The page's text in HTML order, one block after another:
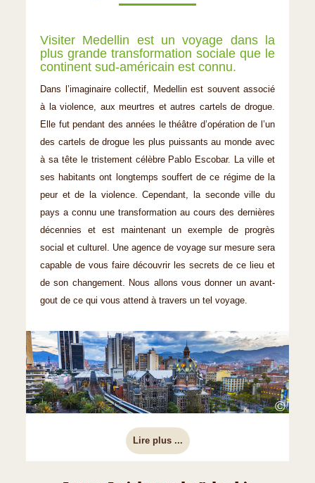
Visiter Medellin est un voyage dans la
plus grande transformation sociale que le
continent sud-américain est connu.
Dans l’imaginaire collectif, Medellin est souvent associé
à la violence, aux meurtres et autres cartels de drogue.
Elle fut pendant des années le théâtre d’opération de l’un
des cartels de drogue les plus puissants au monde avec
à sa tête le tristement célèbre Pablo Escobar. La ville et
ses habitants ont longtemps souffert de ce régime de la
peur et de la violence. Cependant, la seconde ville du
pays a connu une transformation au cours des dernières
décennies et est maintenant un exemple de progrès
social et culturel. Une agence de voyage sur mesure sera
capable de vous faire découvrir les secrets de ce lieu et
de son changement. Nous allons vous donner un avant-
gout de ce qui vous attend à travers un tel voyage.
©
Lire plus ...